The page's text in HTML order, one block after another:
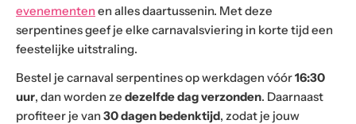
evenementen en alles daartussenin. Met deze
serpentines geef je elke carnavalsviering in korte tijd een
feestelijke uitstraling.
Bestel je carnaval serpentines op werkdagen vóór16:30
uur, dan worden ze dezelfde dag verzonden. Daarnaast
profiteer je van 30 dagen bedenktijd, zodat je jouw